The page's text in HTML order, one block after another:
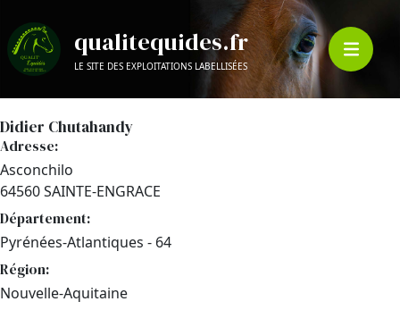
qualitequides.fr
LE SITE DES EXPLOITATIONS LABELLISÉES
Didier Chutahandy
Adresse:
Asconchilo
64560 SAINTE-ENGRACE
Département:
Pyrénées-Atlantiques - 64
Région:
Nouvelle-Aquitaine